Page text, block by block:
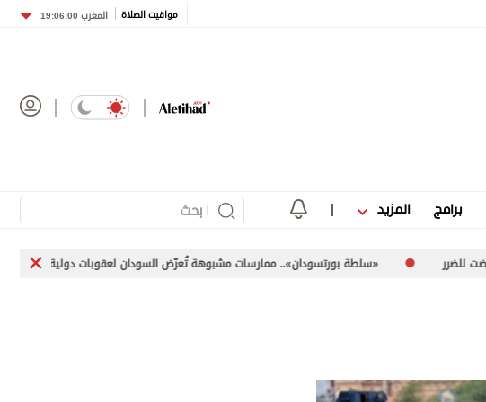
مواقيت الصلاة المغرب 19:06:00
برامج المزيد
«سلطة بورتسودان».. ممارسات مشبوهة تُعرّض السودان لعقوبات دولية «اليونيفيل»